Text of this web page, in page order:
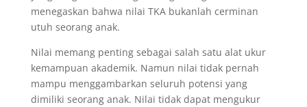
menegaskan bahwa nilai TKA bukanlah cerminan
utuh seorang anak.
Nilai memang penting sebagai salah satu alat ukur
kemampuan akademik. Namun nilai tidak pernah
mampu menggambarkan seluruh potensi yang
dimiliki seorang anak. Nilai tidak dapat mengukur